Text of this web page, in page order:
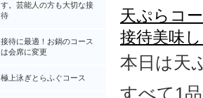
天ぷらコ
接待美味
本日は天
すべて1
す。芸能人の方も大切な接
待
接待に最適！お鍋のコース
は会席に変更
極上泳ぎとらふぐコース